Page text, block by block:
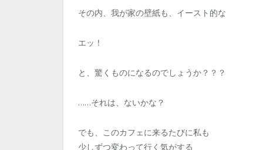
その内、我が家の壁紙も、イースト的な
エッ！
と、驚くものになるのでしょうか？？？
……それは、ないかな？
でも、このカフェに来るたびに私も
少しずつ変わって行く気がする